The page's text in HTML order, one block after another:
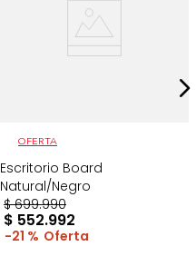
OFERTA
Escritorio Board
Natural/Negro
$ 699.990
$ 552.992
21 %